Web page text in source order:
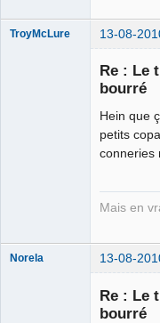
TroyMcLure 13-08-
Re : Le
bourré
Hein que
petits
conneries
Mais en
Norela 13-08-
Re : Le
bourré